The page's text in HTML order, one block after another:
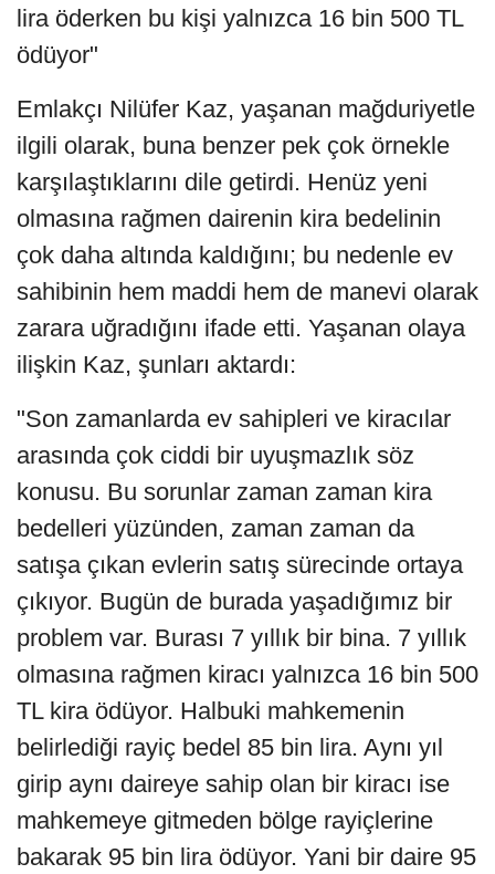
lira öderken bu kişi yalnızca 16 bin 500 TL
ödüyor"
Emlakçı Nilüfer Kaz, yaşanan mağduriyetle
ilgili olarak, buna benzer pek çok örnekle
karşılaştıklarını dile getirdi. Henüz yeni
olmasına rağmen dairenin kira bedelinin
çok daha altında kaldığını; bu nedenle ev
sahibinin hem maddi hem de manevi olarak
zarara uğradığını ifade etti. Yaşanan olaya
ilişkin Kaz, şunları aktardı:
"Son zamanlarda ev sahipleri ve kiracılar
arasında çok ciddi bir uyuşmazlık söz
konusu. Bu sorunlar zaman zaman kira
bedelleri yüzünden, zaman zaman da
satışa çıkan evlerin satış sürecinde ortaya
çıkıyor. Bugün de burada yaşadığımız bir
problem var. Burası 7 yıllık bir bina. 7 yıllık
olmasına rağmen kiracı yalnızca 16 bin 500
TL kira ödüyor. Halbuki mahkemenin
belirlediği rayiç bedel 85 bin lira. Aynı yıl
girip aynı daireye sahip olan bir kiracı ise
mahkemeye gitmeden bölge rayiçlerine
bakarak 95 bin lira ödüyor. Yani bir daire 95